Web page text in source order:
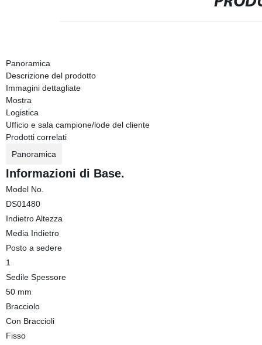
Panoramica
Descrizione del prodotto
Immagini dettagliate
Mostra
Logistica
Ufficio e sala campione/lode del cliente
Prodotti correlati
Panoramica
Informazioni di Base.
Model No.
DS01480
Indietro Altezza
Media Indietro
Posto a sedere
1
Sedile Spessore
50 mm
Bracciolo
Con Braccioli
Fisso